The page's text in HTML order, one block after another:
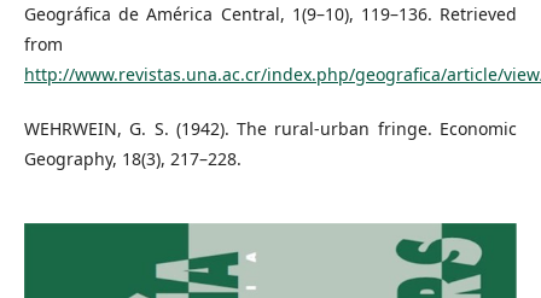
Geográfica de América Central, 1(9–10), 119–136. Retrieved
from
http://www.revistas.una.ac.cr/index.php/geografica/article/
WEHRWEIN, G. S. (1942). The rural-urban fringe. Economic
Geography, 18(3), 217–228.